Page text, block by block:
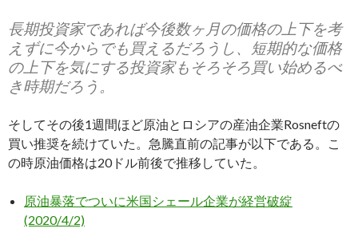
長期投資家であれば今後数ヶ月の価格の上下を考
えずに今からでも買えるだろうし、短期的な価格
の上下を気にする投資家もそろそろ買い始めるべ
き時期だろう。
そしてその後1週間ほど原油とロシアの産油企業Rosneftの
買い推奨を続けていた。急騰直前の記事が以下である。こ
の時原油価格は20ドル前後で推移していた。
原油暴落でついに米国シェール企業が経営破綻
(2020/4/2)